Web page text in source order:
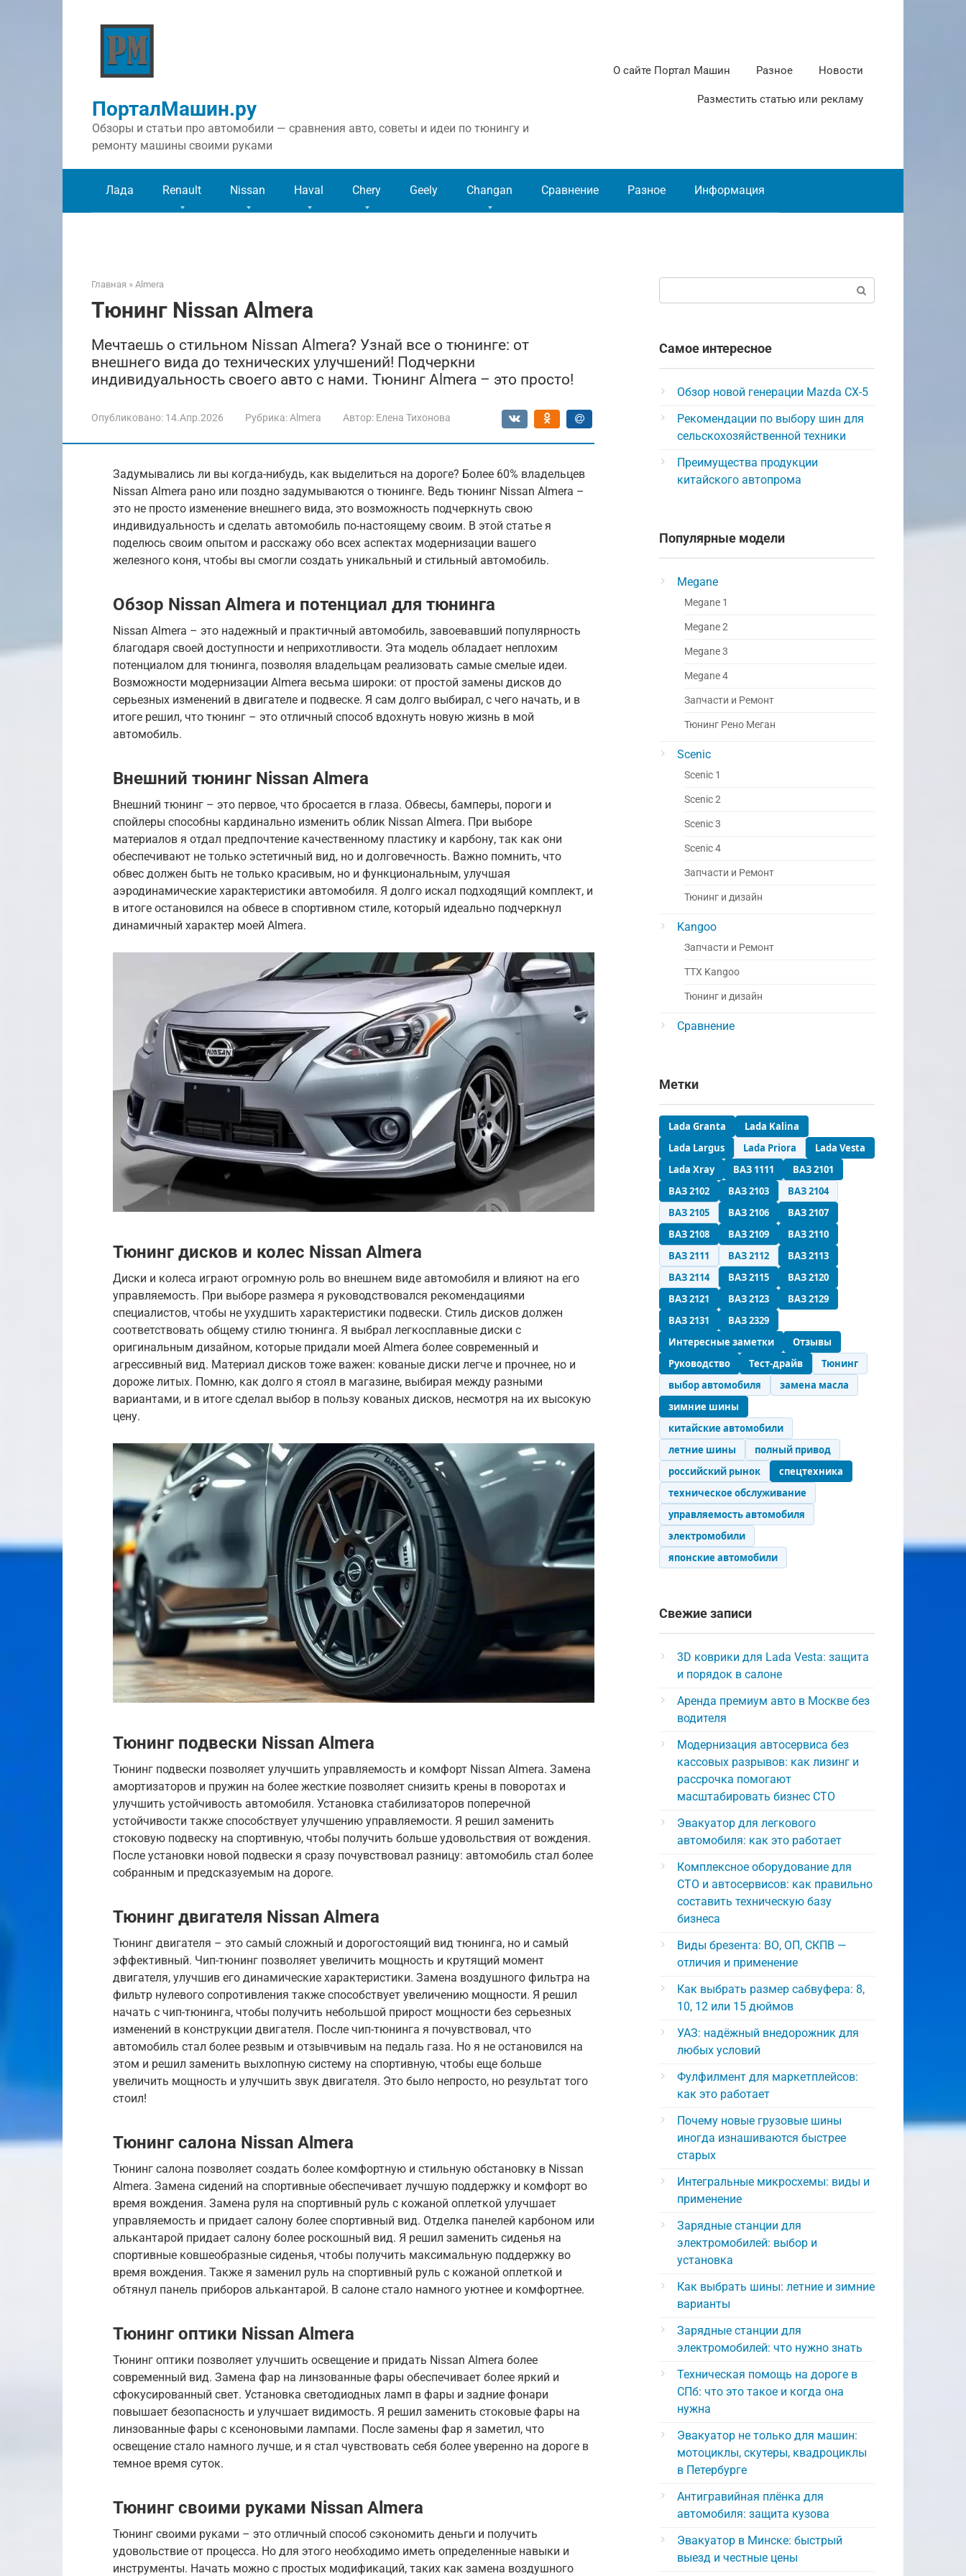
ПорталМашин.ру
Обзоры и статьи про автомобили — сравнения авто, советы и идеи по тюнингу и
ремонту машины своими руками
О сайте Портал Машин Разное Новости
Разместить статью или рекламу
Лада Renault Nissan Haval Chery Geely Changan Сравнение Разное Информация
Главная » Almera
Тюнинг Nissan Almera
Мечтаешь о стильном Nissan Almera? Узнай все о тюнинге: от
внешнего вида до технических улучшений! Подчеркни
индивидуальность своего авто с нами. Тюнинг Almera – это просто!
Опубликовано: 14.Апр.2026 Рубрика: Almera Автор: Елена Тихонова
Задумывались ли вы когда-нибудь, как выделиться на дороге? Более 60% владельцев
Nissan Almera рано или поздно задумываются о тюнинге. Ведь тюнинг Nissan Almera –
это не просто изменение внешнего вида, это возможность подчеркнуть свою
индивидуальность и сделать автомобиль по-настоящему своим. В этой статье я
поделюсь своим опытом и расскажу обо всех аспектах модернизации вашего
железного коня, чтобы вы смогли создать уникальный и стильный автомобиль.
Обзор Nissan Almera и потенциал для тюнинга
Nissan Almera – это надежный и практичный автомобиль, завоевавший популярность
благодаря своей доступности и неприхотливости. Эта модель обладает неплохим
потенциалом для тюнинга, позволяя владельцам реализовать самые смелые идеи.
Возможности модернизации Almera весьма широки: от простой замены дисков до
серьезных изменений в двигателе и подвеске. Я сам долго выбирал, с чего начать, и в
итоге решил, что тюнинг – это отличный способ вдохнуть новую жизнь в мой
автомобиль.
Внешний тюнинг Nissan Almera
Внешний тюнинг – это первое, что бросается в глаза. Обвесы, бамперы, пороги и
спойлеры способны кардинально изменить облик Nissan Almera. При выборе
материалов я отдал предпочтение качественному пластику и карбону, так как они
обеспечивают не только эстетичный вид, но и долговечность. Важно помнить, что
обвес должен быть не только красивым, но и функциональным, улучшая
аэродинамические характеристики автомобиля. Я долго искал подходящий комплект, и
в итоге остановился на обвесе в спортивном стиле, который идеально подчеркнул
динамичный характер моей Almera.
Тюнинг дисков и колес Nissan Almera
Диски и колеса играют огромную роль во внешнем виде автомобиля и влияют на его
управляемость. При выборе размера я руководствовался рекомендациями
специалистов, чтобы не ухудшить характеристики подвески. Стиль дисков должен
соответствовать общему стилю тюнинга. Я выбрал легкосплавные диски с
оригинальным дизайном, которые придали моей Almera более современный и
агрессивный вид. Материал дисков тоже важен: кованые диски легче и прочнее, но и
дороже литых. Помню, как долго я стоял в магазине, выбирая между разными
вариантами, и в итоге сделал выбор в пользу кованых дисков, несмотря на их высокую
цену.
Тюнинг подвески Nissan Almera
Тюнинг подвески позволяет улучшить управляемость и комфорт Nissan Almera. Замена
амортизаторов и пружин на более жесткие позволяет снизить крены в поворотах и
улучшить устойчивость автомобиля. Установка стабилизаторов поперечной
устойчивости также способствует улучшению управляемости. Я решил заменить
стоковую подвеску на спортивную, чтобы получить больше удовольствия от вождения.
После установки новой подвески я сразу почувствовал разницу: автомобиль стал более
собранным и предсказуемым на дороге.
Тюнинг двигателя Nissan Almera
Тюнинг двигателя – это самый сложный и дорогостоящий вид тюнинга, но и самый
эффективный. Чип-тюнинг позволяет увеличить мощность и крутящий момент
двигателя, улучшив его динамические характеристики. Замена воздушного фильтра на
фильтр нулевого сопротивления также способствует увеличению мощности. Я решил
начать с чип-тюнинга, чтобы получить небольшой прирост мощности без серьезных
изменений в конструкции двигателя. После чип-тюнинга я почувствовал, что
автомобиль стал более резвым и отзывчивым на педаль газа. Но я не остановился на
этом и решил заменить выхлопную систему на спортивную, чтобы еще больше
увеличить мощность и улучшить звук двигателя. Это было непросто, но результат того
стоил!
Тюнинг салона Nissan Almera
Тюнинг салона позволяет создать более комфортную и стильную обстановку в Nissan
Almera. Замена сидений на спортивные обеспечивает лучшую поддержку и комфорт во
время вождения. Замена руля на спортивный руль с кожаной оплеткой улучшает
управляемость и придает салону более спортивный вид. Отделка панелей карбоном или
алькантарой придает салону более роскошный вид. Я решил заменить сиденья на
спортивные ковшеобразные сиденья, чтобы получить максимальную поддержку во
время вождения. Также я заменил руль на спортивный руль с кожаной оплеткой и
обтянул панель приборов алькантарой. В салоне стало намного уютнее и комфортнее.
Тюнинг оптики Nissan Almera
Тюнинг оптики позволяет улучшить освещение и придать Nissan Almera более
современный вид. Замена фар на линзованные фары обеспечивает более яркий и
сфокусированный свет. Установка светодиодных ламп в фары и задние фонари
повышает безопасность и улучшает видимость. Я решил заменить стоковые фары на
линзованные фары с ксеноновыми лампами. После замены фар я заметил, что
освещение стало намного лучше, и я стал чувствовать себя более уверенно на дороге в
темное время суток.
Тюнинг своими руками Nissan Almera
Тюнинг своими руками – это отличный способ сэкономить деньги и получить
удовольствие от процесса. Но для этого необходимо иметь определенные навыки и
инструменты. Начать можно с простых модификаций, таких как замена воздушного
Самое интересное
Обзор новой генерации Mazda CX-5
Рекомендации по выбору шин для
сельскохозяйственной техники
Преимущества продукции
китайского автопрома
Популярные модели
Megane
Megane 1
Megane 2
Megane 3
Megane 4
Запчасти и Ремонт
Тюнинг Рено Меган
Scenic
Scenic 1
Scenic 2
Scenic 3
Scenic 4
Запчасти и Ремонт
Тюнинг и дизайн
Kangoo
Запчасти и Ремонт
ТТХ Kangoo
Тюнинг и дизайн
Сравнение
Метки
Lada Granta
Lada Kalina
Lada Largus
Lada Priora
Lada Vesta
Lada Xray
ВАЗ 1111
ВАЗ 2101
ВАЗ 2102
ВАЗ 2103
ВАЗ 2104
ВАЗ 2105
ВАЗ 2106
ВАЗ 2107
ВАЗ 2108
ВАЗ 2109
ВАЗ 2110
ВАЗ 2111
ВАЗ 2112
ВАЗ 2113
ВАЗ 2114
ВАЗ 2115
ВАЗ 2120
ВАЗ 2121
ВАЗ 2123
ВАЗ 2129
ВАЗ 2131
ВАЗ 2329
Интересные заметки
Отзывы
Руководство
Тест-драйв
Тюнинг
выбор автомобиля
замена масла
зимние шины
китайские автомобили
летние шины
полный привод
российский рынок
спецтехника
техническое обслуживание
управляемость автомобиля
электромобили
японские автомобили
Свежие записи
3D коврики для Lada Vesta: защита
и порядок в салоне
Аренда премиум авто в Москве без
водителя
Модернизация автосервиса без
кассовых разрывов: как лизинг и
рассрочка помогают
масштабировать бизнес СТО
Эвакуатор для легкового
автомобиля: как это работает
Комплексное оборудование для
СТО и автосервисов: как правильно
составить техническую базу
бизнеса
Виды брезента: ВО, ОП, СКПВ —
отличия и применение
Как выбрать размер сабвуфера: 8,
10, 12 или 15 дюймов
УАЗ: надёжный внедорожник для
любых условий
Фулфилмент для маркетплейсов:
как это работает
Почему новые грузовые шины
иногда изнашиваются быстрее
старых
Интегральные микросхемы: виды и
применение
Зарядные станции для
электромобилей: выбор и
установка
Как выбрать шины: летние и зимние
варианты
Зарядные станции для
электромобилей: что нужно знать
Техническая помощь на дороге в
СПб: что это такое и когда она
нужна
Эвакуатор не только для машин:
мотоциклы, скутеры, квадроциклы
в Петербурге
Антигравийная плёнка для
автомобиля: защита кузова
Эвакуатор в Минске: быстрый
выезд и честные цены